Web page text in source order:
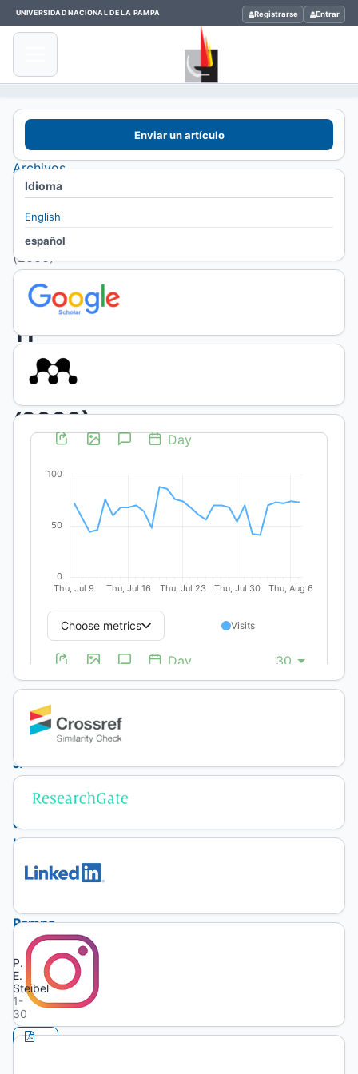
UNIVERSIDAD NACIONAL DE LA PAMPA Registrarse Entrar
Inicio
Archivos
Vol. 11
Núm. 1
(2000)
Vol.
11
Núm.
1
(2000)
Publicado:
Artículos
Científicos
Técnicos
Verbenáceas
(Verbenaceae
J.
St.-
Hil.)
de
la
Provincia
de
La
Pampa,
Argentina
P.
E.
Steibel
1-
30
Enviar un artículo
Idioma
English
español